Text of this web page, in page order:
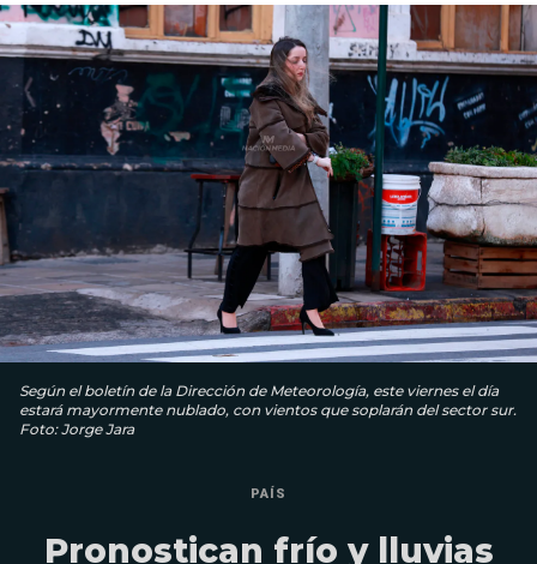
Según el boletín de la Dirección de Meteorología, este viernes el día
estará mayormente nublado, con vientos que soplarán del sector sur.
Foto: Jorge Jara
PAÍS
Pronostican frío y lluvias